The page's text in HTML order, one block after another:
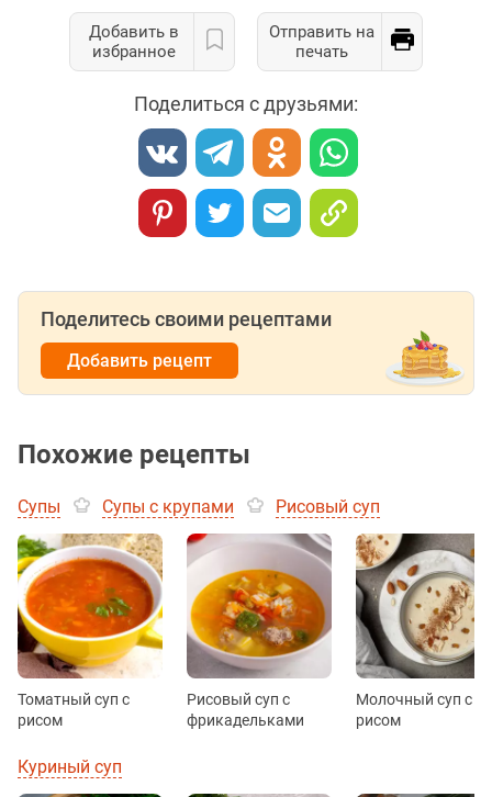
Добавить в
избранное
Отправить на
печать
Поделиться с друзьями:
Поделитесь своими рецептами
Добавить рецепт
Похожие рецепты
Супы Супы с крупами Рисовый суп
Томатный суп с
рисом
Рисовый суп с
фрикадельками
Молочный суп с
рисом
Куриный суп